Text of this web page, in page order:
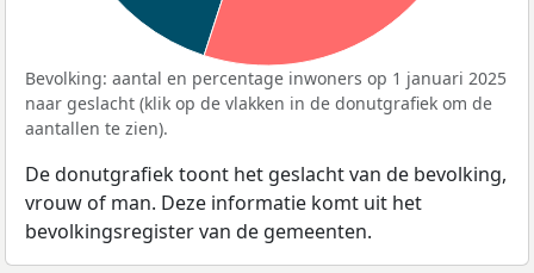
Bevolking: aantal en percentage inwoners op 1 januari 2025
naar geslacht (klik op de vlakken in de donutgrafiek om de
aantallen te zien).
De donutgrafiek toont het geslacht van de bevolking,
vrouw of man. Deze informatie komt uit het
bevolkingsregister van de gemeenten.